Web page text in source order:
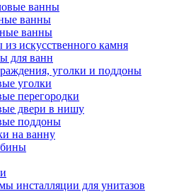
ванны
ванны
ванны
искусственного камня
для ванн
уголки и поддоны
уголки
перегородки
двери в нишу
поддоны
на ванну
инсталляции для унитазов